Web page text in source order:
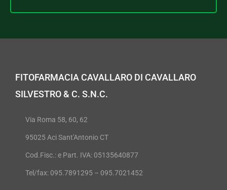
FITOFARMACIA CAVALLARO DI CAVALLARO
SILVESTRO & C. S.N.C.
Via Roma 58, 60, 62
95025 Aci Sant'Antonio CT
Cod.Fisc.: e Part. IVA: 05135640877
Tel/fax: 095.7891295 – 095.7021452